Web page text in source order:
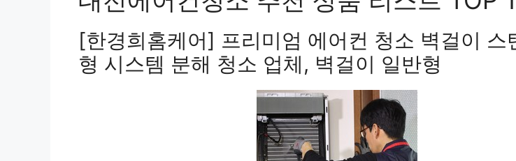
[한경희홈케어] 프리미엄 에어컨 청소 벽걸이 스
형 시스템 분해 청소 업체, 벽걸이 일반형